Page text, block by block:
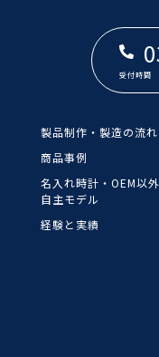
受付時間
製品制作・製造の流れ
商品事例
名入れ時計・OEM以
自主モデル
経験と実績